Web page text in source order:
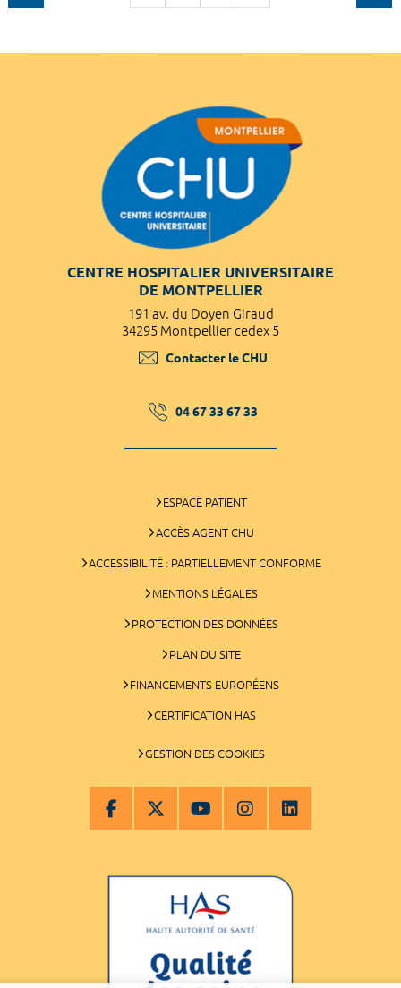
CENTRE HOSPITALIER UNIVERSITAIRE
DE MONTPELLIER
191 av. du Doyen Giraud
34295 Montpellier cedex 5
Contacter le CHU
04 67 33 67 33
ESPACE PATIENT
ACCÈS AGENT CHU
ACCESSIBILITÉ : PARTIELLEMENT CONFORME
MENTIONS LÉGALES
PROTECTION DES DONNÉES
PLAN DU SITE
FINANCEMENTS EUROPÉENS
CERTIFICATION HAS
GESTION DES COOKIES